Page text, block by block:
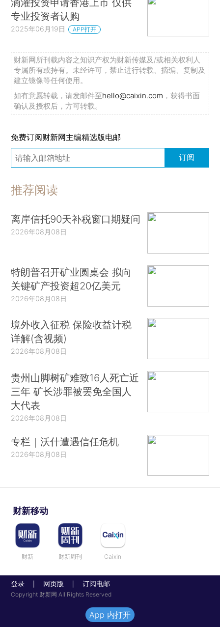
专业投资者认购
2025年06月19日 APP打开
财新网所刊载内容之知识产权为财新传媒及/或相关权利人
专属所有或持有。未经许可，禁止进行转载、摘编、复制及
建立镜像等任何使用。
如有意愿转载，请发邮件至hello@caixin.com ，获得书面
确认及授权后，方可转载。
免费订阅财新网主编精选版电邮
订阅
推荐阅读
离岸信托90天补税窗口期疑问
2026年08月08日
特朗普召开矿业圆桌会 拟向
关键矿产投资超20亿美元
2026年08月08日
境外收入征税 保险收益计税
详解(含视频)
2026年08月08日
贵州山脚树矿难致16人死亡近
三年 矿长涉罪被罢免全国人
大代表
2026年08月08日
专栏｜沃什遭遇信任危机
2026年08月08日
财新移动
财新 财新周刊 Caixin
登录 网页版 订阅电邮
Copyright 财新网 All Rights Reserved
App 内打开